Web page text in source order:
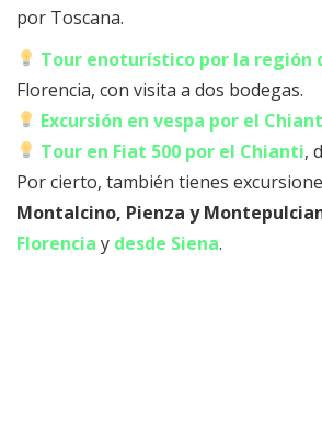
por Toscana.
Tour enoturístico por la región
Florencia, con visita a dos bodegas.
Excursión en vespa por el
Tour en Fiat 500 por el Chianti,
Por cierto, también tienes
Montalcino, Pienza y
Florencia y desde Siena.